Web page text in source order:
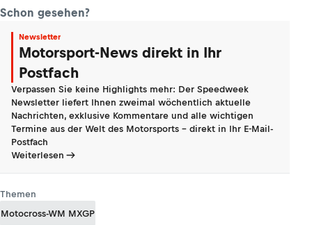
Schon gesehen?
Newsletter
Motorsport-News direkt in Ihr
Postfach
Verpassen Sie keine Highlights mehr: Der Speedweek
Newsletter liefert Ihnen zweimal wöchentlich aktuelle
Nachrichten, exklusive Kommentare und alle wichtigen
Termine aus der Welt des Motorsports - direkt in Ihr E-Mail-
Postfach
Weiterlesen
Themen
Motocross-WM MXGP